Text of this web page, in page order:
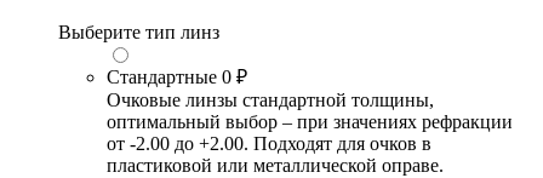
Выберите тип линз
Стандартные 0 ₽
Очковые линзы стандартной толщины,
оптимальный выбор – при значениях рефракции
от -2.00 до +2.00. Подходят для очков в
пластиковой или металлической оправе.